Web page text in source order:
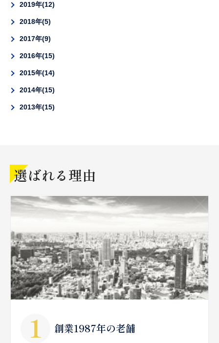
2019年 12
2018年 5
2017年 9
2016年 15
2015年 14
2014年 15
2013年 15
選ばれる理由
創業1987年の老舗